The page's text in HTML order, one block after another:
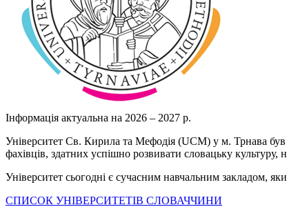
Інформація актуальна на 2026 – 2027 р.
Університет Св. Кирила та Мефодія (UCM) у м. Трнава
фахівців, здатних успішно розвивати словацьку культуру,
Університет сьогодні є сучасним навчальним закладом,
СПИСОК УНІВЕРСИТЕТІВ СЛОВАЧЧИНИ